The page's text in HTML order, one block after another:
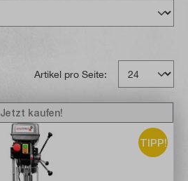
Artikel pro Seite:
TIPP!
Jetzt kaufen!